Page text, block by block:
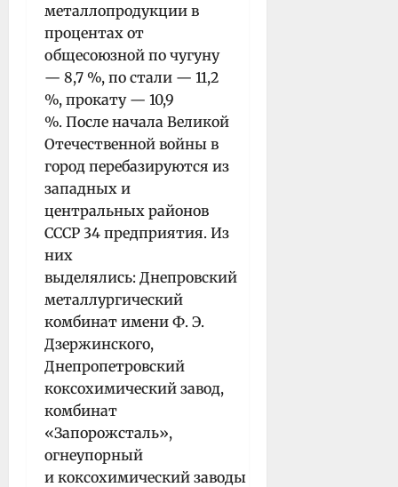
металлопродукции в
процентах от
общесоюзной по чугуну
— 8,7 %, по стали — 11,2
%, прокату — 10,9
%. После начала Великой
Отечественной войны в
город перебазируются из
западных и
центральных районов
СССР 34 предприятия. Из
них
выделялись: Днепровский
металлургический
комбинат имени Ф. Э.
Дзержинского,
Днепропетровский
коксохимический завод,
комбинат
«Запорожсталь»,
огнеупорный
и коксохимический заводы